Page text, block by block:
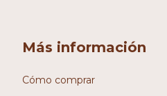
Más información
Cómo comprar